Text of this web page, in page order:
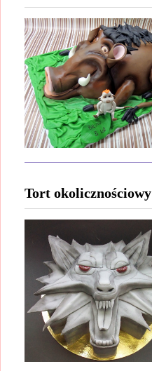
Tort okolicznościowy